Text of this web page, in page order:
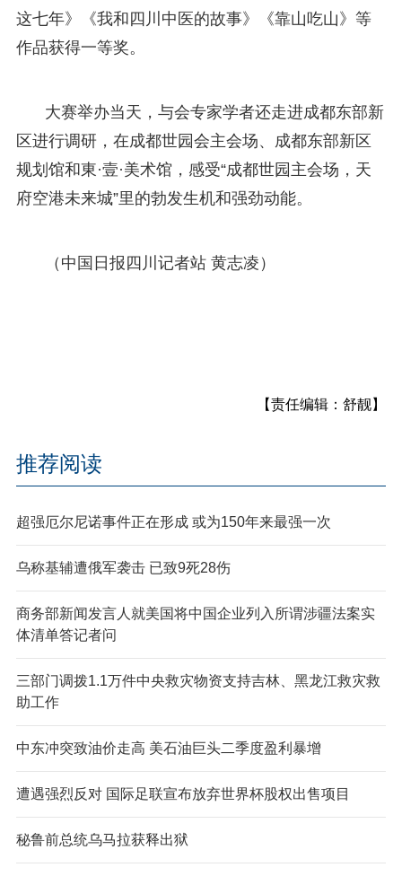
这七年》《我和四川中医的故事》《靠山吃山》等
作品获得一等奖。
大赛举办当天，与会专家学者还走进成都东部新
区进行调研，在成都世园会主会场、成都东部新区
规划馆和東·壹·美术馆，感受“成都世园主会场，天
府空港未来城”里的勃发生机和强劲动能。
（中国日报四川记者站 黄志凌）
【责任编辑：舒靓】
推荐阅读
超强厄尔尼诺事件正在形成 或为150年来最强一次
乌称基辅遭俄军袭击 已致9死28伤
商务部新闻发言人就美国将中国企业列入所谓涉疆法案实
体清单答记者问
三部门调拨1.1万件中央救灾物资支持吉林、黑龙江救灾救
助工作
中东冲突致油价走高 美石油巨头二季度盈利暴增
遭遇强烈反对 国际足联宣布放弃世界杯股权出售项目
秘鲁前总统乌马拉获释出狱